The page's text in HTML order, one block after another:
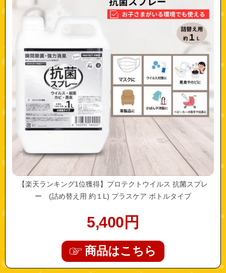
【楽天ランキング1位獲得】プロテクトウイルス 抗菌スプレ
ー (詰め替え用 約１L) プラスケア ボトルタイプ
5,400 円
商品はこちら